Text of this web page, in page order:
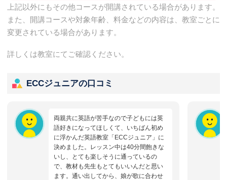
上記以外にもその他コースが開講されている場合があります。
また、開講コースや対象年齢、料金などの内容は、教室ごとに
変更されている場合があります。
詳しくは教室にてご確認ください。
ECCジュニアの口コミ
両親共に英語が苦手なので子どもには英
語好きになってほしくて、いちばん初め
に浮かんだ英語教室「ECCジュニア」に
決めました。レッスン中は40分間飽きな
いし、とても楽しそうに通っているの
で、教材も先生もとてもいいんだと思い
ます。通い出してから、娘が歌に合わせ